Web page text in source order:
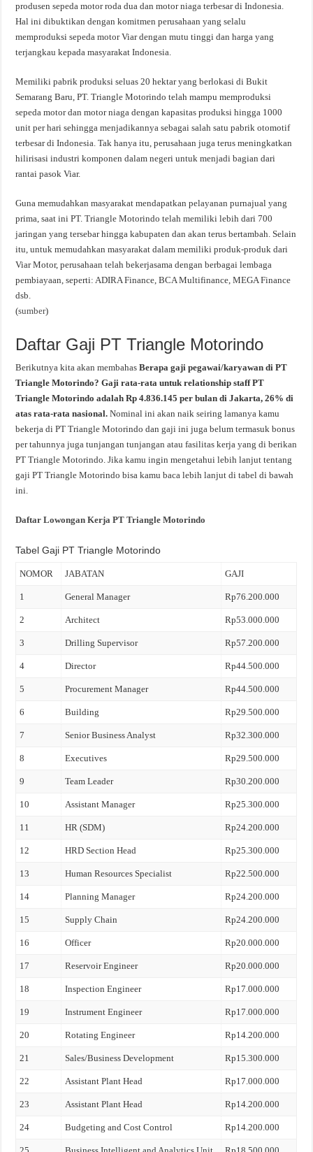
produsen sepeda motor roda dua dan motor niaga terbesar di Indonesia.
Hal ini dibuktikan dengan komitmen perusahaan yang selalu
memproduksi sepeda motor Viar dengan mutu tinggi dan harga yang
terjangkau kepada masyarakat Indonesia.
Memiliki pabrik produksi seluas 20 hektar yang berlokasi di Bukit
Semarang Baru, PT. Triangle Motorindo telah mampu memproduksi
sepeda motor dan motor niaga dengan kapasitas produksi hingga 1000
unit per hari sehingga menjadikannya sebagai salah satu pabrik otomotif
terbesar di Indonesia. Tak hanya itu, perusahaan juga terus meningkatkan
hilirisasi industri komponen dalam negeri untuk menjadi bagian dari
rantai pasok Viar.
Guna memudahkan masyarakat mendapatkan pelayanan purnajual yang
prima, saat ini PT. Triangle Motorindo telah memiliki lebih dari 700
jaringan yang tersebar hingga kabupaten dan akan terus bertambah. Selain
itu, untuk memudahkan masyarakat dalam memiliki produk-produk dari
Viar Motor, perusahaan telah bekerjasama dengan berbagai lembaga
pembiayaan, seperti: ADIRA Finance, BCA Multifinance, MEGA Finance
dsb.
(sumber)
Daftar Gaji PT Triangle Motorindo
Berikutnya kita akan membahasBerapa gaji pegawai/karyawan di PT
Triangle Motorindo? Gaji rata-rata untuk relationship staff PT
Triangle Motorindo adalah Rp 4.836.145 per bulan di Jakarta, 26% di
atas rata-rata nasional.Nominal ini akan naik seiring lamanya kamu
bekerja di PT Triangle Motorindo dan gaji ini juga belum termasuk bonus
per tahunnya juga tunjangan tunjangan atau fasilitas kerja yang di berikan
PT Triangle Motorindo. Jika kamu ingin mengetahui lebih lanjut tentang
gaji PT Triangle Motorindo bisa kamu baca lebih lanjut di tabel di bawah
ini.
Daftar Lowongan Kerja PT Triangle Motorindo
Tabel Gaji PT Triangle Motorindo
NOMOR JABATAN GAJI
1 General Manager Rp76.200.000
2 Architect Rp53.000.000
3 Drilling Supervisor Rp57.200.000
4 Director Rp44.500.000
5 Procurement Manager Rp44.500.000
6 Building Rp29.500.000
7 Senior Business Analyst Rp32.300.000
8 Executives Rp29.500.000
9 Team Leader Rp30.200.000
10 Assistant Manager Rp25.300.000
11 HR (SDM) Rp24.200.000
12 HRD Section Head Rp25.300.000
13 Human Resources Specialist Rp22.500.000
14 Planning Manager Rp24.200.000
15 Supply Chain Rp24.200.000
16 Officer Rp20.000.000
17 Reservoir Engineer Rp20.000.000
18 Inspection Engineer Rp17.000.000
19 Instrument Engineer Rp17.000.000
20 Rotating Engineer Rp14.200.000
21 Sales/Business Development Rp15.300.000
22 Assistant Plant Head Rp17.000.000
23 Assistant Plant Head Rp14.200.000
24 Budgeting and Cost Control Rp14.200.000